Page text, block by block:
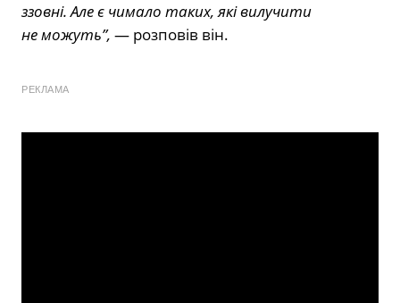
ззовні. Але є чимало таких, які вилучити
не можуть”, — розповів він.
РЕКЛАМА